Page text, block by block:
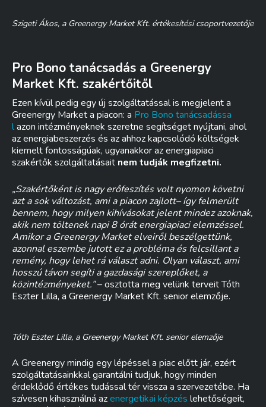
Szigeti Ákos, a Greenergy Market Kft. értékesítési csoportvezetője
Pro Bono tanácsadás a Greenergy
Market Kft. szakértőitől
Ezen kívül pedig egy új szolgáltatással is megjelent a
Greenergy Market a piacon: a Pro Bono tanácsadássa
lazon intézményeknek szeretne segítséget nyújtani, ahol
az energiabeszerzés és az ahhoz kapcsolódó költségek
kiemelt fontosságúak, ugyanakkor az energiapiaci
szakértők szolgáltatásait nem tudják megfizetni.
„Szakértőként is nagy erőfeszítés volt nyomon követni
azt a sok változást, ami a piacon zajlott– így felmerült
bennem, hogy milyen kihívásokat jelent mindez azoknak,
akik nem töltenek napi 8 órát energiapiaci elemzéssel.
Amikor a Greenergy Market elveiről beszélgettünk,
azonnal eszembe jutott ez a probléma és felcsillant a
remény, hogy lehet rá választ adni. Olyan választ, ami
hosszú távon segíti a gazdasági szereplőket, a
közintézményeket.”– osztotta meg velünk terveit Tóth
Eszter Lilla, a Greenergy Market Kft. senior elemzője.
Tóth Eszter Lilla, a Greenergy Market Kft. senior elemzője
A Greenergy mindig egy lépéssel a piac előtt jár, ezért
szolgáltatásainkkal garantálni tudjuk, hogy minden
érdeklődő értékes tudással tér vissza a szervezetébe. Ha
szívesen kihasználná azenergetikai képzés lehetőségeit,